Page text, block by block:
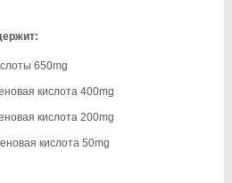
650mg
кислота 400mg
кислота 200mg
кислота 50mg